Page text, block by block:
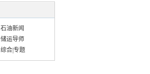
石油新闻
储运导师
综合|专题